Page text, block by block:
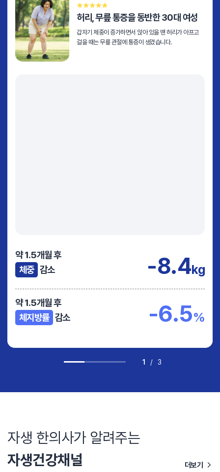
허리, 무릎 통증을 동반한 30대 여성
갑자기 체중이 증가하면서 앉아 있을 땐 허리가 아프고
걸을 때는 무릎 관절에 통증이 생겼습니다.
약 1.5개월 후
체중 감소 -8.4kg
약 1.5개월 후
체지방률 감소 -6.5%
1 / 3
자생 한의사가 알려주는
자생건강채널
더보기